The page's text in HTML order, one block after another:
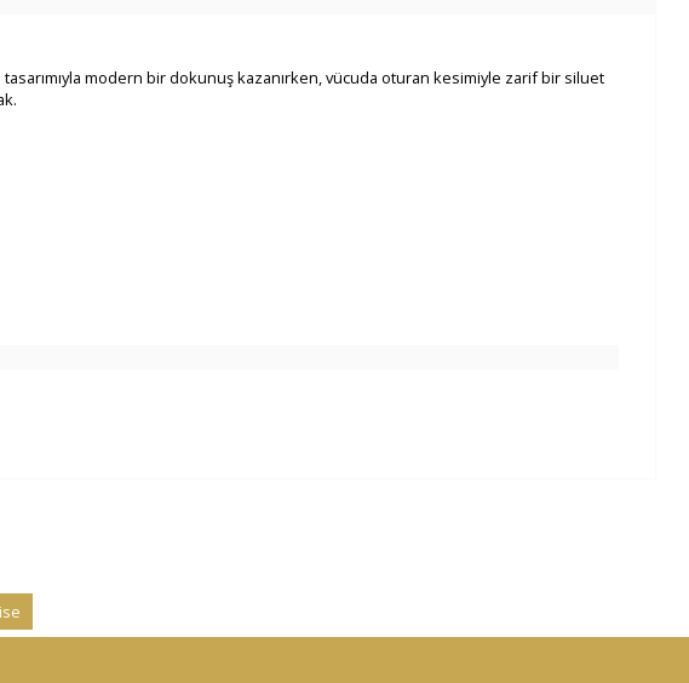
tasarımıyla modern bir dokunuş kazanırken, vücuda oturan kesimiyle zarif bir siluet